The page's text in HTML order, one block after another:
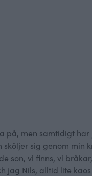
på, men samtidigt
sköljer sig genom min
son, vi finns, vi
jag Nils, alltid lite